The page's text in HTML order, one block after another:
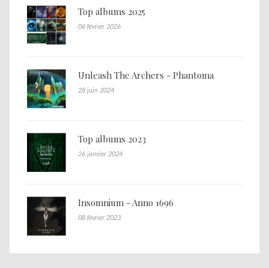
Top albums 2025
06 février 2026
Unleash The Archers - Phantoma
28 juin 2024
Top albums 2023
26 janvier 2024
Insomnium - Anno 1696
08 février 2023